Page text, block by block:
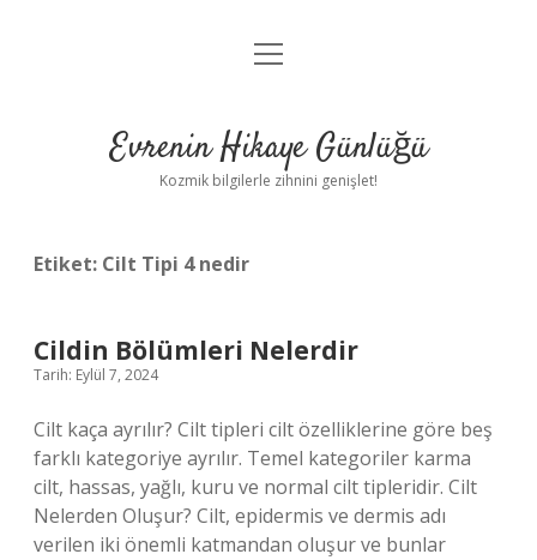
Anasayfa
Yasal Uyarı
menüyü
Evrenin Hikaye Günlüğü
Kozmik bilgilerle zihnini genişlet!
Etiket: Cilt Tipi 4 nedir
Cildin Bölümleri Nelerdir
Tarih: Eylül 7, 2024
Cilt kaça ayrılır? Cilt tipleri cilt özelliklerine göre beş
farklı kategoriye ayrılır. Temel kategoriler karma
cilt, hassas, yağlı, kuru ve normal cilt tipleridir. Cilt
Nelerden Oluşur? Cilt, epidermis ve dermis adı
verilen iki önemli katmandan oluşur ve bunlar